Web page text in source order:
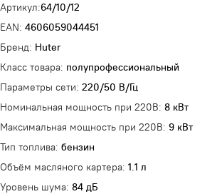
Артикул:64/10/12
EAN: 4606059044451
Бренд: Huter
Класс товара: полупрофессиональный
Параметры сети: 220/50 В/Гц
Номинальная мощность при 220В: 8 кВт
Максимальная мощность при 220В: 9 кВт
Тип топлива: бензин
Объём масляного картера: 1.1 л
Уровень шума: 84 дБ